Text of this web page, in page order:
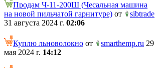
Продам Ч-11-200Ш (Чесальная машина
на новой пильчатой гарнитуре) от
sibtrade
31 августа 2024 г. 02:06
Куплю льноволокно от smarthemp.ru 29
мая 2024 г. 14:12